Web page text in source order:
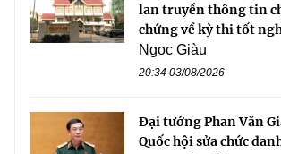
lan truyền thông tin
chứng về kỳ thi tốt
Ngọc Giàu
20:34 03/08/2026
Đại tướng Phan Văn
Quốc hội sửa chức